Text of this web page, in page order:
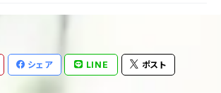
シェア LINE ポスト